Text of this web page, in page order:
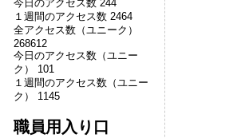
今日のアクセス数 244
１週間のアクセス数 2464
全アクセス数（ユニーク）
268612
今日のアクセス数（ユニー
ク） 101
１週間のアクセス数（ユニー
ク） 1145
職員用入り口